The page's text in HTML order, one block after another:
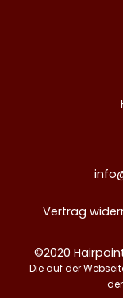
Vertrag
©2020
Die auf der